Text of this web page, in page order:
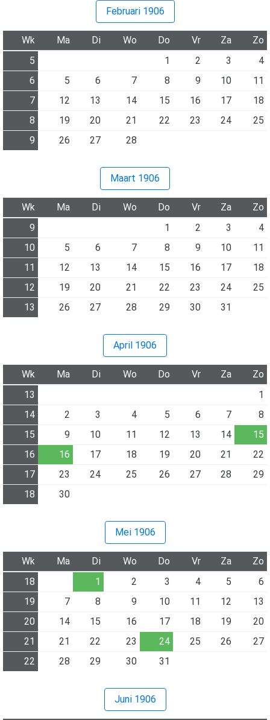
Februari 1906
Wk Ma Di Wo Do Vr Za
Zo
5
1 2 3
4
6
5 6 7 8 9 10
11
7
12 13 14 15 16 17
18
8
19 20 21 22 23 24
25
9
26 27 28
Maart 1906
Wk Ma Di Wo Do Vr Za
Zo
9
1 2 3
4
10
5 6 7 8 9 10
11
11
12 13 14 15 16 17
18
12
19 20 21 22 23 24
25
13
26 27 28 29 30 31
April 1906
Wk Ma Di Wo Do Vr Za
Zo
13
1
14
2 3 4 5 6 7
8
15
9 10 11 12 13 14
15
16
16 17 18 19 20 21
22
17
23 24 25 26 27 28
29
18
30
Mei 1906
Wk Ma Di Wo Do Vr Za
Zo
18
1 2 3 4 5
6
19
7 8 9 10 11 12
13
20
14 15 16 17 18 19
20
21
21 22 23 24 25 26
27
22
28 29 30 31
Juni 1906